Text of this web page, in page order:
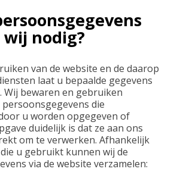
nodig?
van de website en de daarop
laat u bepaalde gegevens
Wij bewaren en gebruiken
die
u worden opgegeven of
duidelijk is dat ze aan ons
om te verwerken. Afhankelijk
u gebruikt kunnen wij de
via de website verzamelen: